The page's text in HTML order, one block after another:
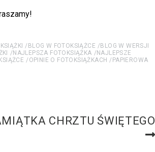
BLOG W FOTOKSIĄŻCE
BLOG W WERSJI
NAJLEPSZA FOTOKSIĄŻKA
NAJLEPSZE
OPINIE O FOTOKSIĄŻKACH
PAPIEROWA
CHRZTU ŚWIĘTEGO